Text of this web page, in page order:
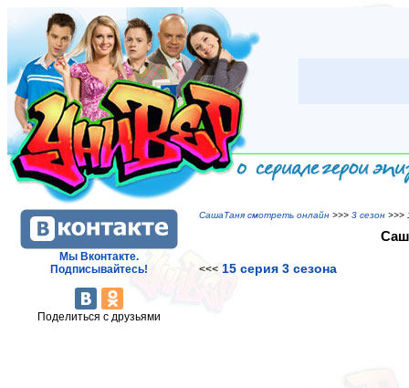
Мы Вконтакте.
Подписывайтесь!
Поделиться с друзьями
СашаТаня смотреть онлайн >>> 3 сезон >>>
<<< 15 серия 3 сезона